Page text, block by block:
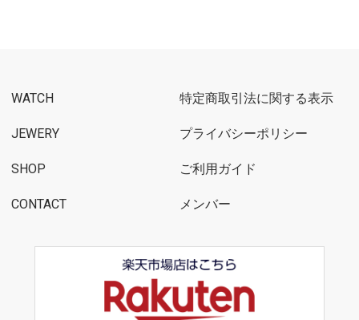
WATCH
JEWERY
SHOP
CONTACT
特定商取引法に関する表示
プライバシーポリシー
ご利用ガイド
メンバー